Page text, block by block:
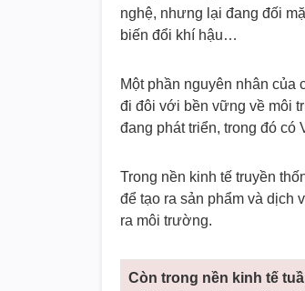
nghệ, nhưng lại đang đối
biến đổi khí hậu…
Một phần nguyên nhân
đi đôi với bền vững về môi
đang phát triển, trong đó có
Trong nền kinh tế truyền
để tạo ra sản phẩm và dịch
ra môi trường.
Còn trong nền kinh tế